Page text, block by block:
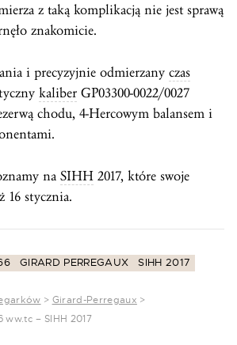
z taką komplikacją nie jest sprawą
znakomicie.
i precyzyjnie odmierzany czas
kaliber GP03300-0022/0027
chodu, 4-Hercowym balansem i
na SIHH 2017, które swoje
16 stycznia.
GIRARD PERREGAUX SIHH 2017
> Girard-Perregaux >
– SIHH 2017